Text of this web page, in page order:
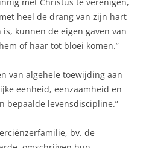
heel de drang van zijn hart
is, kunnen de eigen gaven van
of haar tot bloei komen.”
van algehele toewijding aan
eenheid, eenzaamheid en
bepaalde levensdiscipline.”
bv. de